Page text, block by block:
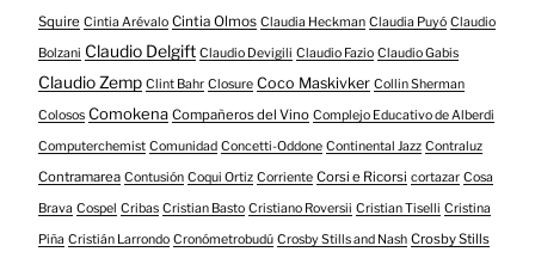
Squire Cintia Arévalo Cintia Olmos Claudia Heckman Claudia Puyó Claudio
Bolzani Claudio Delgift Claudio Devigili Claudio Fazio Claudio Gabis
Claudio Zemp Clint Bahr Closure Coco Maskivker Collin Sherman
Colosos Comokena Compañeros del Vino Complejo Educativo de Alberdi
Computerchemist Comunidad Concetti-Oddone Continental Jazz Contraluz
Contramarea Contusión Coqui Ortiz Corriente Corsi e Ricorsi cortazar Cosa
Brava Cospel Cribas Cristian Basto Cristiano Roversii Cristian Tiselli Cristina
Piña Cristián Larrondo Cronómetrobudú Crosby Stills and Nash Crosby Stills